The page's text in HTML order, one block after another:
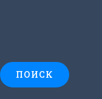
ПОИСК